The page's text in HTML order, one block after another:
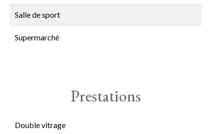
Salle de sport
Supermarché
Prestations
Double vitrage